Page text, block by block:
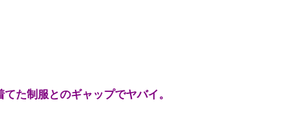
た制服とのギャップでヤバイ。